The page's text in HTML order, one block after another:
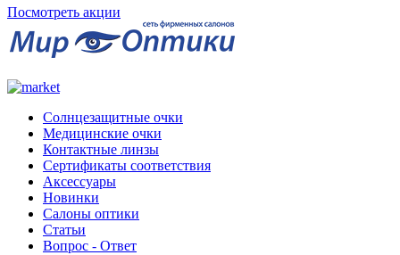
Посмотреть акции
Солнцезащитные очки
Медицинские очки
Контактные линзы
Сертификаты соответствия
Аксессуары
Новинки
Салоны оптики
Статьи
Вопрос - Ответ